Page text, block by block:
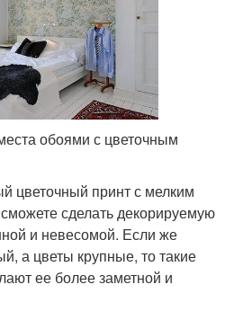
обоями с цветочным
цветочный принт с мелким
сделать декорируемую
и невесомой. Если же
а цветы крупные, то такие
ее более заметной и